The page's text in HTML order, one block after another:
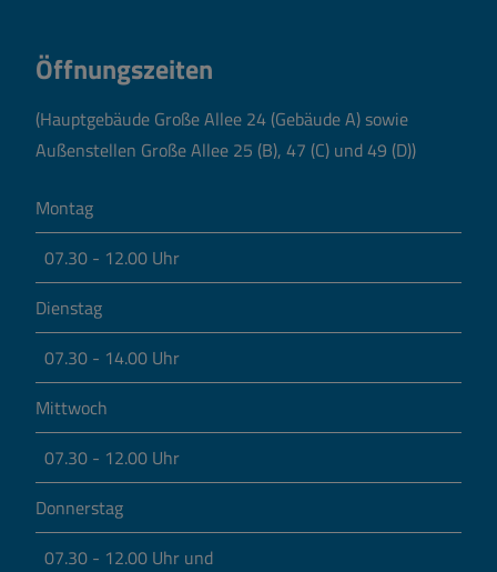
Öffnungszeiten
(Hauptgebäude Große Allee 24 (Gebäude A) sowie
Außenstellen Große Allee 25 (B), 47 (C) und 49 (D))
Montag
07.30 - 12.00 Uhr
Dienstag
07.30 - 14.00 Uhr
Mittwoch
07.30 - 12.00 Uhr
Donnerstag
07.30 - 12.00 Uhr und